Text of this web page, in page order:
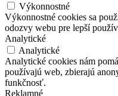
Výkonnostné
Výkonnostné cookies sa
odozvy webu pre lepší
Analytické
Analytické
Analytické cookies nám
používajú web, zbierajú
funkčnosť.
Reklamné